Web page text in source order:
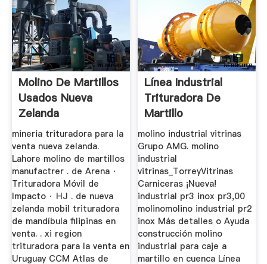
Molino De Martillos
Usados Nueva
Zelanda
mineria trituradora para la
venta nueva zelanda.
Lahore molino de martillos
manufactrer . de Arena ·
Trituradora Móvil de
Impacto · HJ . de nueva
zelanda mobil trituradora
de mandíbula filipinas en
venta. . xi region
trituradora para la venta en
Uruguay CCM Atlas de
Línea Industrial
Trituradora De
Martillo
molino industrial vitrinas
Grupo AMG. molino
industrial
vitrinas_TorreyVitrinas
Carniceras ¡Nueva!
industrial pr3 inox pr3,00
molinomolino industrial pr2
inox Más detalles o Ayuda
construcción molino
industrial para caje a
martillo en cuenca Línea